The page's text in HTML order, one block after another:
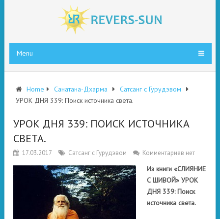
Menu
Home Санатана-Дхарма
Сатсанг с Гурудэвом
УРОК ДНЯ 339: Поиск источника света.
УРОК ДНЯ 339: ПОИСК ИСТОЧНИКА
СВЕТА.
17.03.2017 Сатсанг с Гурудэвом Комментариев нет
Из книги «СЛИЯНИЕ
С ШИВОЙ» УРОК
ДНЯ 339: Поиск
источника света.